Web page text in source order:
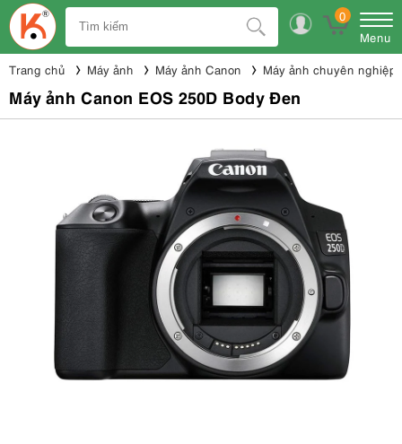
0
Menu
Trang chủ Máy ảnh Máy ảnh Canon Máy ảnh chuyên nghiệp
Máy ảnh Canon EOS 250D Body Đen